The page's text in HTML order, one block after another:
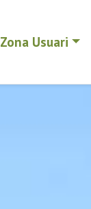
Zona Usuari